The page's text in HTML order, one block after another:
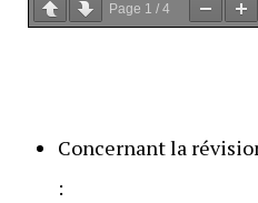
Page 1 / 4
Concernant la
: